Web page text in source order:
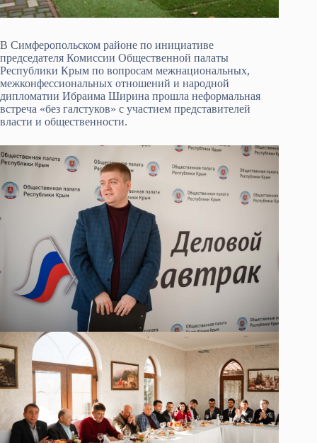
В Симферопольском районе по инициативе
председателя Комиссии Общественной палаты
Республики Крым по вопросам межнациональных,
межконфессиональных отношений и народной
дипломатии Ибраима Ширина прошла неформальная
встреча «без галстуков» с участием представителей
власти и общественности.